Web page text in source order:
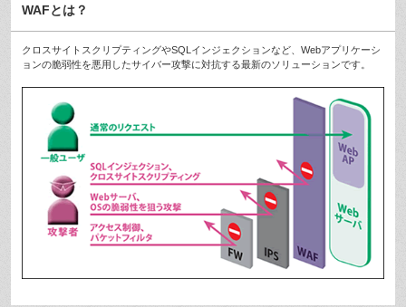
WAFとは？
クロスサイトスクリプティングやSQLインジェクションなど、Webアプリケーシ
ョンの脆弱性を悪用したサイバー攻撃に対抗する最新のソリューションです。